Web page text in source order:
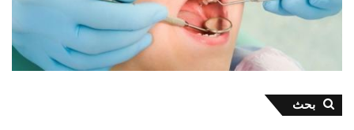
بحث